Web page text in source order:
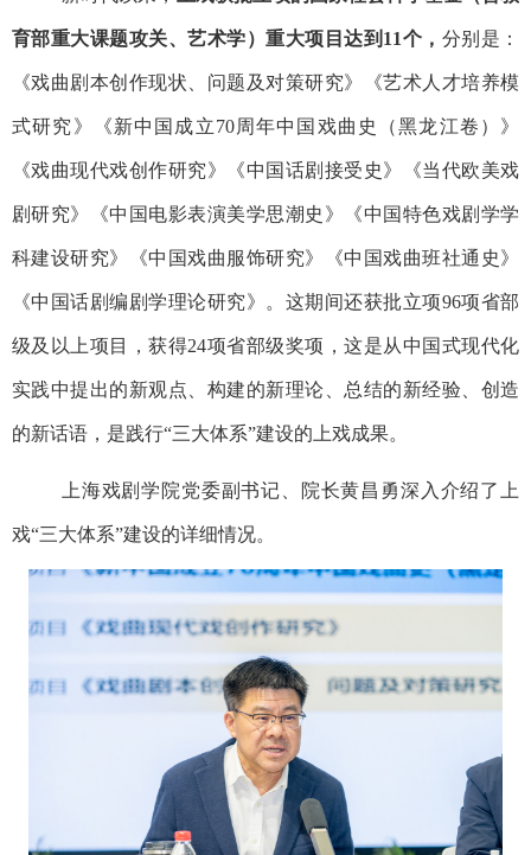
育部重大课题攻关、艺术学）重大项目达到 11个， 分别是：
《戏曲剧本创作现状、问题及对策研究》《艺术人才培养模
式研究》《新中国成立70周年中国戏曲史（黑龙江卷）》
《戏曲现代戏创作研究》《中国话剧接受史》《当代欧美戏
剧研究》《中国电影表演美学思潮史》《中国特色戏剧学学
科建设研究》《中国戏曲服饰研究》《中国戏曲班社通史》
《中国话剧编剧学理论研究》。这期间还获批立项96项省部
级及以上项目，获得24项省部级奖项，这是从中国式现代化
实践中提出的新观点、构建的新理论、总结的新经验、创造
的新话语，是践行“三大体系”建设的上戏成果。
上海戏剧学院党委副书记、院长黄昌勇深入介绍了上
戏“三大体系”建设的详细情况。